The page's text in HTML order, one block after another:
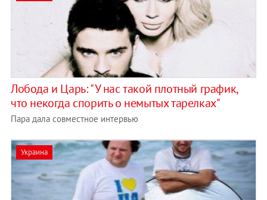
Лобода и Царь: "У нас такой плотный график,
что некогда спорить о немытых тарелках"
Пара дала совместное интервью
Украина